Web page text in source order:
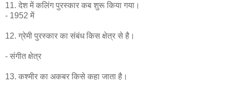
11. देश में कलिंग पुरस्कार कब शुरू किया गया।
- 1952 में
12. ग्रेमी पुरस्कार का संबंध किस क्षेत्र से है।
- संगीत क्षेत्र
13. कश्मीर का अकबर किसे कहा जाता है।